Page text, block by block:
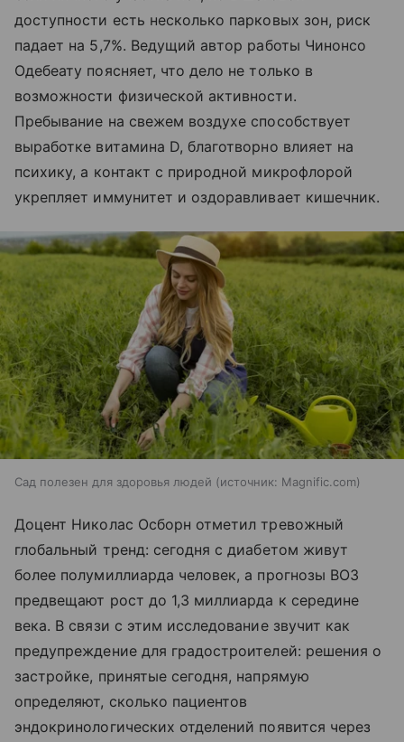
доступности есть несколько парковых зон, риск
падает на 5,7%. Ведущий автор работы Чинонсо
Одебеату поясняет, что дело не только в
возможности физической активности.
Пребывание на свежем воздухе способствует
выработке витамина D, благотворно влияет на
психику, а контакт с природной микрофлорой
укрепляет иммунитет и оздоравливает кишечник.
Сад полезен для здоровья людей источник: Magnific.com
Доцент Николас Осборн отметил тревожный
глобальный тренд: сегодня с диабетом живут
более полумиллиарда человек, а прогнозы ВОЗ
предвещают рост до 1,3 миллиарда к середине
века. В связи с этим исследование звучит как
предупреждение для градостроителей: решения о
застройке, принятые сегодня, напрямую
определяют, сколько пациентов
эндокринологических отделений появится через